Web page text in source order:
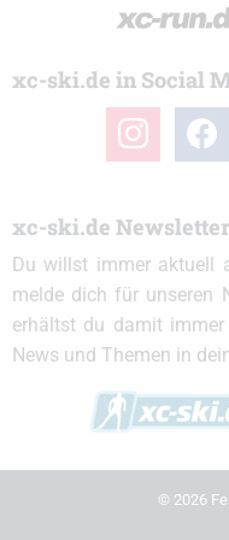
xc-ski.de in Social
instagram
xc-ski.de
Du willst immer aktuell
melde dich für unseren
erhältst du damit
News und Themen in
© 2026